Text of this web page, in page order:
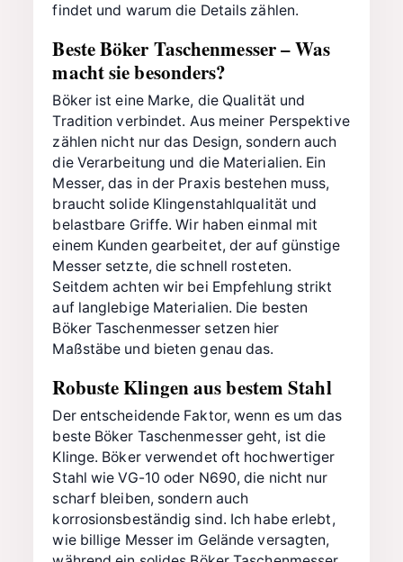
findet und warum die Details zählen.
Beste Böker Taschenmesser – Was
macht sie besonders?
Böker ist eine Marke, die Qualität und
Tradition verbindet. Aus meiner Perspektive
zählen nicht nur das Design, sondern auch
die Verarbeitung und die Materialien. Ein
Messer, das in der Praxis bestehen muss,
braucht solide Klingenstahlqualität und
belastbare Griffe. Wir haben einmal mit
einem Kunden gearbeitet, der auf günstige
Messer setzte, die schnell rosteten.
Seitdem achten wir bei Empfehlung strikt
auf langlebige Materialien. Die besten
Böker Taschenmesser setzen hier
Maßstäbe und bieten genau das.
Robuste Klingen aus bestem Stahl
Der entscheidende Faktor, wenn es um das
beste Böker Taschenmesser geht, ist die
Klinge. Böker verwendet oft hochwertiger
Stahl wie VG-10 oder N690, die nicht nur
scharf bleiben, sondern auch
korrosionsbeständig sind. Ich habe erlebt,
wie billige Messer im Gelände versagten,